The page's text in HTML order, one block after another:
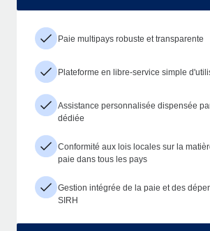
Paie multipays robuste et transparente
Plateforme en libre-service simple
Assistance personnalisée dispensée
dédiée
Conformité aux lois locales sur la
paie dans tous les pays
Gestion intégrée de la paie et des
SIRH